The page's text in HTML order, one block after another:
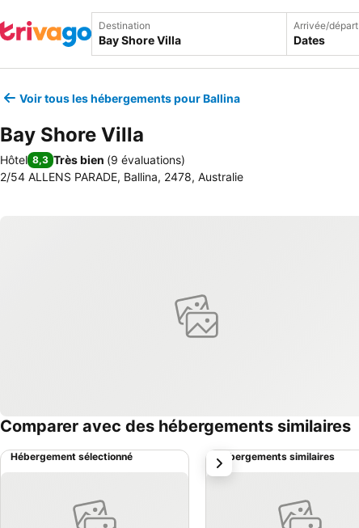
Destination Arrivée/départ
Dates
Voir tous les hébergements pour Ballina
Bay Shore Villa
Hôtel 8,3 Très bien (9 évaluations)
2/54 ALLENS PARADE, Ballina, 2478, Australie
Comparer avec des hébergements similaires
Hébergement sélectionné Hébergements similaires
suivant